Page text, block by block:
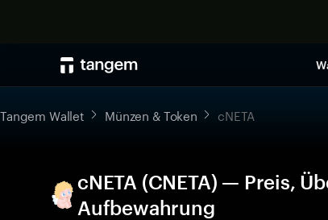
Tangem Wallet Münzen & Token cNETA
cNETA (CNETA) — Preis,
Aufbewahrung